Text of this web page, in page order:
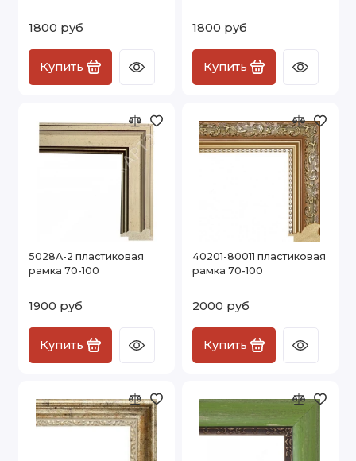
1800 руб
Купить
1800 руб
Купить
5028A-2 пластиковая
рамка 70-100
1900 руб
Купить
40201-80011 пластиковая
рамка 70-100
2000 руб
Купить